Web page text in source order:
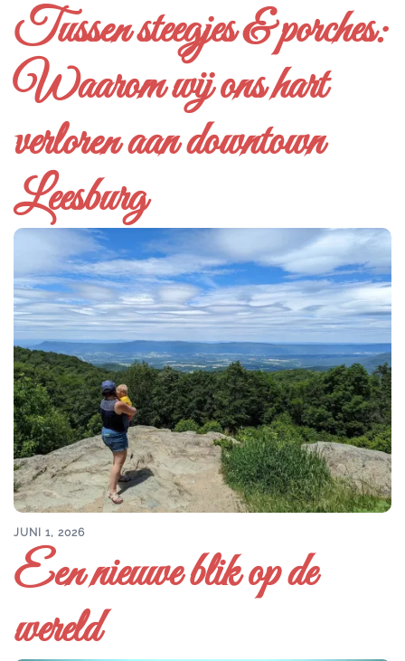
Tussen steegjes & porches:
Waarom wij ons hart
verloren aan downtown
Leesburg
JUNI 1, 2026
Een nieuwe blik op de
wereld